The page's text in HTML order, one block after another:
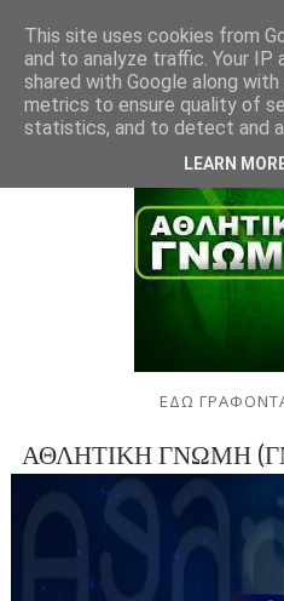
ΕΔΩ
ΑΘΛΗΤΙΚΗ ΓΝΩΜΗ
This site uses cookies from
and to analyze traffic. Your IP
shared with Google along
metrics to ensure quality of
statistics, and to detect and
LEARN